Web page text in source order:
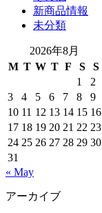
新商品情報
未分類
2026年8月
M T W T F S
S
1
2
3
4 5 6 7 8
9
10 11 12 13 14 15 16
17 18 19 20 21 22 23
24 25 26 27 28 29 30
31
« May
アーカイブ